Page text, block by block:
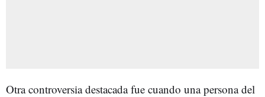
Otra controversia destacada fue cuando una persona del